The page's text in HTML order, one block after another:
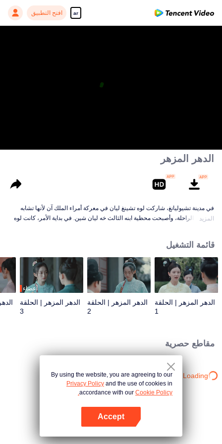
ar افتح التطبيق
الدهر المزهر
في مدينة تشيوليانغ، شاركت لوه تشينغ ليان في معركة أمراء الملك آن لأنها تشابه
محظيته الراحلة، وأصبحت محظية ابنه الثالث خه ليان شين. في بداية الأمر، كانت لوه
تحقيق طموحه.
المزيد
قائمة التشغيل
الدهر المزهر | الحلقة
1
الدهر المزهر | الحلقة
2
أعضاء
الدهر المزهر | الحلقة
3
مقاطع حصرية
Loading…
By using the website, you are agreeing to our
Privacy Policy and the use of cookies in
accordance with our Cookie Policy.
Accept